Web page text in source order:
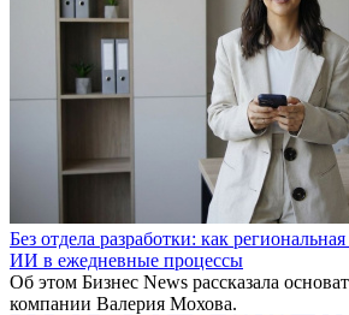
Без отдела разработки: как
ИИ в ежедневные процессы
Об этом Бизнес News рассказала
компании Валерия Мохова.